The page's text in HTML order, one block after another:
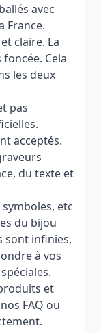
avec
France.
claire. La
Cela
les deux
pas
acceptés.
du texte et
etc
du bijou
sont infinies,
à vos
et
FAQ ou